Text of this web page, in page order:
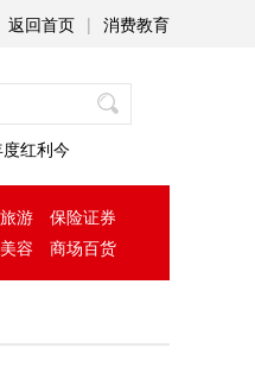
返回首页 | 消费教育
红利今
游
保险证券
容 商场百货